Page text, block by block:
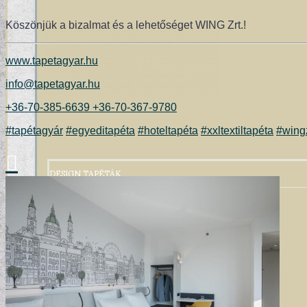
DESIGN TAPÉTÁK
Köszönjük a bizalmat és a lehetőséget WING Zrt.!
www.tapetagyar.hu
info@tapetagyar.hu
+36-70-385-6639 +36-70-367-9780
#tapétagyár #egyeditapéta #hoteltapéta #xxltextiltapéta